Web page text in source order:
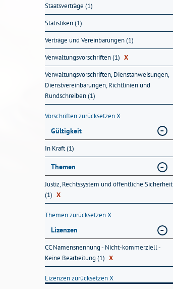
Staatsverträge (1)
Statistiken (1)
Verträge und Vereinbarungen (1)
Verwaltungsvorschriften (1) X
Verwaltungsvorschriften, Dienstanweisungen,
Dienstvereinbarungen, Richtlinien und
Rundschreiben (1)
Vorschriften zurücksetzenX
Gültigkeit
In Kraft (1)
Themen
Justiz, Rechtssystem und öffentliche Sicherheit
(1) X
Themen zurücksetzenX
Lizenzen
CC Namensnennung - Nicht-kommerziell -
Keine Bearbeitung (1) X
Lizenzen zurücksetzenX